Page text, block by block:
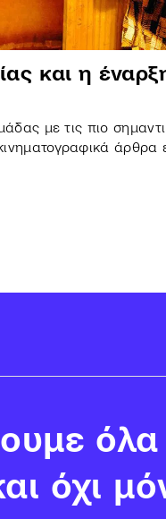
και η
με τις πιο
άρθρα
όχι